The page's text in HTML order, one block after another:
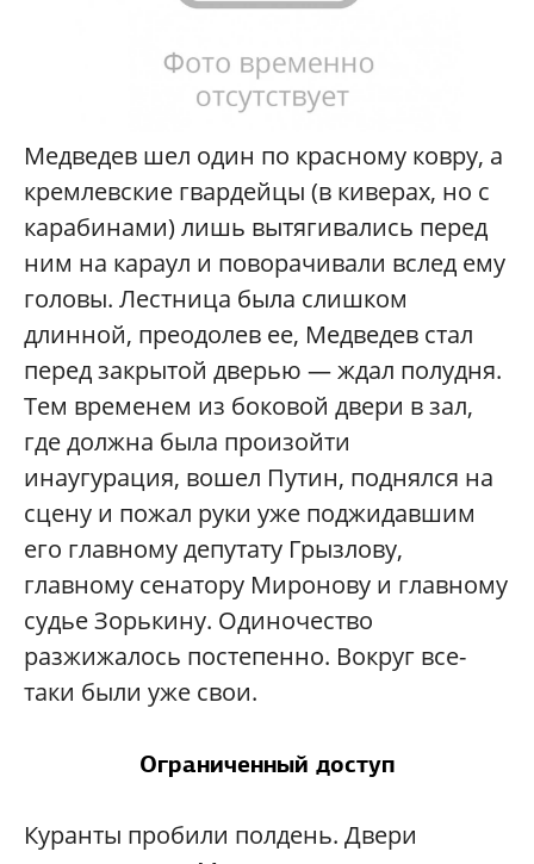
Медведев шел один по красному ковру, а
кремлевские гвардейцы (в киверах, но с
карабинами) лишь вытягивались перед
ним на караул и поворачивали вслед ему
головы. Лестница была слишком
длинной, преодолев ее, Медведев стал
перед закрытой дверью — ждал полудня.
Тем временем из боковой двери в зал,
где должна была произойти
инаугурация, вошел Путин, поднялся на
сцену и пожал руки уже поджидавшим
его главному депутату Грызлову,
главному сенатору Миронову и главному
судье Зорькину. Одиночество
разжижалось постепенно. Вокруг все-
таки были уже свои.
Ограниченный доступ
Куранты пробили полдень. Двери